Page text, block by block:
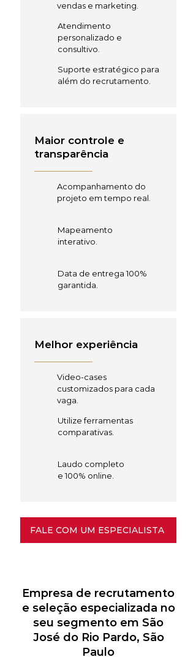
vendas e marketing.
Atendimento
personalizado e
consultivo.
Suporte estratégico para
além do recrutamento.
Maior controle e
transparência
Acompanhamento do
projeto em tempo real.
Mapeamento
interativo.
Data de entrega 100%
garantida.
Melhor experiência
Video-cases
customizados para cada
vaga.
Utilize ferramentas
comparativas.
Laudo completo
e 100% online.
FALE COM UM ESPECIALISTA
Empresa de recrutamento
e seleção especializada no
seu segmento em São
José do Rio Pardo, São
Paulo